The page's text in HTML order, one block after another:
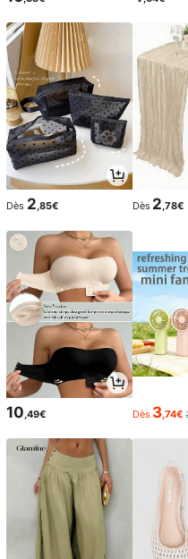
Dès 2,85€ Dès 2,78€
10 ,49€ Dès 3 ,74€